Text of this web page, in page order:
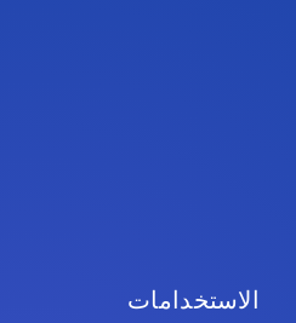
الاستخدامات